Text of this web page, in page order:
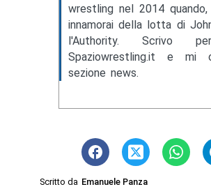
wrestling nel 2014
innamorai della lotta di
l'Authority. Scrivo
Spaziowrestling.it e mi
sezione news.
Scritto da Emanuele Panza